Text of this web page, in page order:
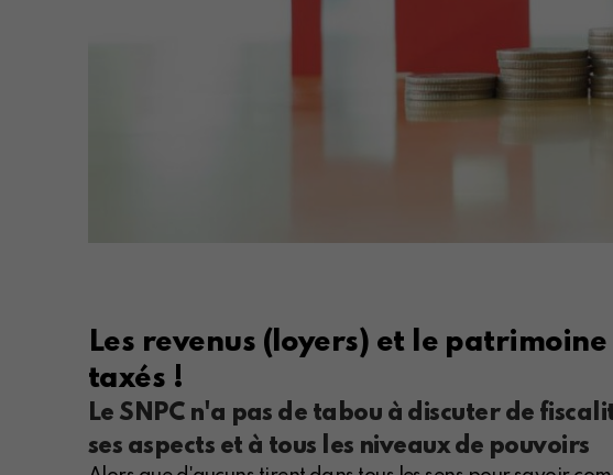
Les revenus (loyers) et le
taxés !
Le SNPC n'a pas de tabou à discuter de
ses aspects et à tous les niveaux de pouvoirs